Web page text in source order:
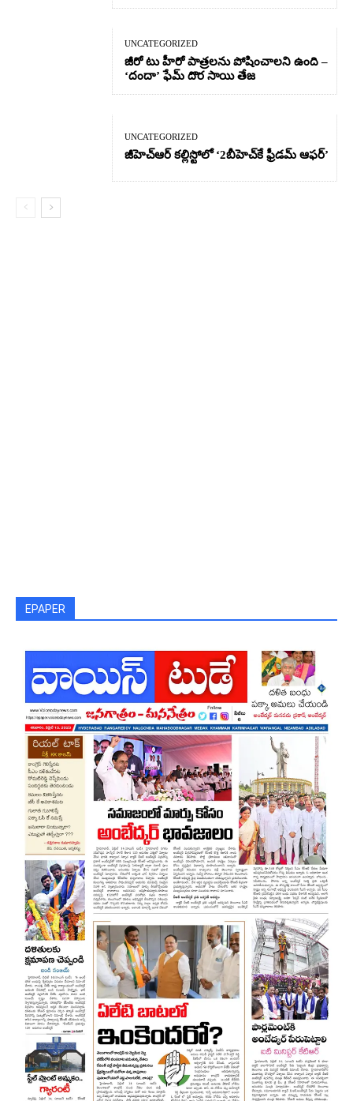
UNCATEGORIZED
జీరో టు హీరో పాత్రలను పోషించాలని ఉంది –
‘దందా’ ఫేమ్ దొర సాయి తేజ
UNCATEGORIZED
జీహెచ్ఆర్‌ కల్లిస్టోలో ‘2బీహెచ్‌కే ఫ్రీడమ్ ఆఫర్’
EPAPER